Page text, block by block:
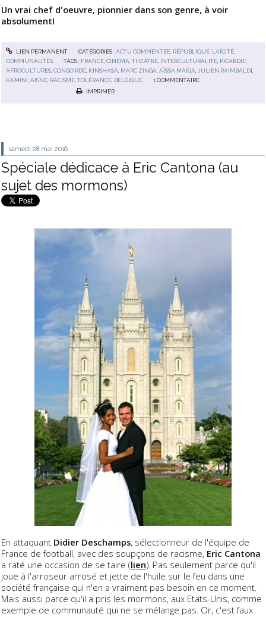
Un vrai chef d'oeuvre, pionnier dans son genre, à voir
absolument!
LIEN PERMANENT CATÉGORIES :ACTU COMMENTÉE, RÉPUBLIQUE, LAÏCITÉ,
COMMUNAUTÉS
TAGS : FRANCE,CINÉMA,THÉÂTRE, INTERCULTURALITÉ, PICARDIE,
AFROCULTURES,CONGO RDC, KINSHASA, MARC ZINGA,AÏSSA MAÏGA,JULIEN RAIMBALDI,
KAMINI,AISNE, RACISME,TOLÉRANCE, BELGIQUE 1 COMMENTAIRE
IMPRIMER
samedi 28 mai 2016
Spéciale dédicace à Eric Cantona (au
sujet des mormons)
En attaquant Didier Deschamps, sélectionneur de l'équipe de
France de football, avec des soupçons de racisme, Eric Cantona
a raté une occasion de se taire (lien). Pas seulement parce qu'il
joue à l'arroseur arrosé et jette de l'huile sur le feu dans une
société française qui n'en a vraiment pas besoin en ce moment.
Mais aussi parce qu'il a pris les mormons, aux Etats-Unis, comme
exemple de communauté qui ne se mélange pas. Or, c'est faux.